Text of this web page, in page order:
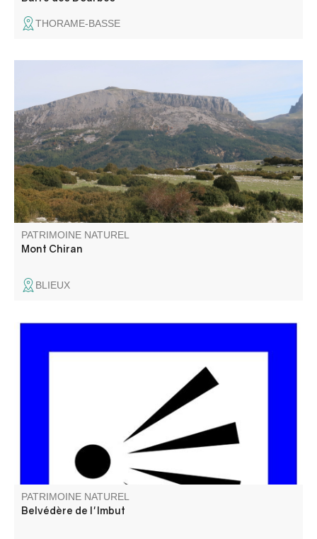
THORAME-BASSE
Le mont Chiran (1 905 m), second sommet des Préalpes
du Verdon, offre un panorama exceptionnel : des Alpes du
Sud à la Provence, jusqu’à la Méditerranée et, par temps
clair, le Canigou. Un belvédère unique pour les amoureux
de grands horizons.
PATRIMOINE NATUREL
Mont Chiran
BLIEUX
Imbut vient de l’occitan et veut dire « entonnoir ». Du
belvédère on peut apercevoir le chaos de l’Imbut, en bas,
dans la rivière. Le Verdon y disparaît sous des blocs de
roches pour réapparaître quelques centaines de mètres
PATRIMOINE NATUREL
Belvédère de l'Imbut